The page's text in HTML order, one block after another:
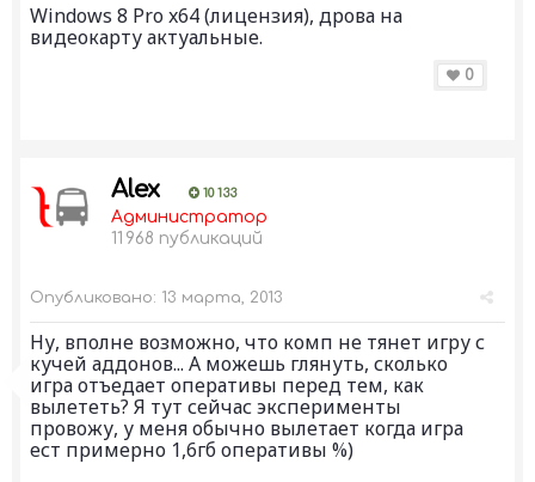
Windows 8 Pro x64 (лицензия), дрова на
видеокарту актуальные.
0
Alex 10 133
Администратор
11 968 публикаций
Опубликовано: 13 марта, 2013
Ну, вполне возможно, что комп не тянет игру с
кучей аддонов... А можешь глянуть, сколько
игра отъедает оперативы перед тем, как
вылететь? Я тут сейчас эксперименты
провожу, у меня обычно вылетает когда игра
ест примерно 1,6гб оперативы %)